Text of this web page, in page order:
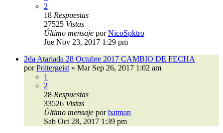
2
18 Respuestas
27525 Vistas
Último mensaje porNicoSpktro
Jue Nov 23, 2017 1:29 pm
2da Atariada 28 Octubre 2017 CAMBIO DE FECHA
porPoltergeist » Mar Sep 26, 2017 1:02 am
1
2
28 Respuestas
33526 Vistas
Último mensaje porbatman
Sab Oct 28, 2017 1:39 pm